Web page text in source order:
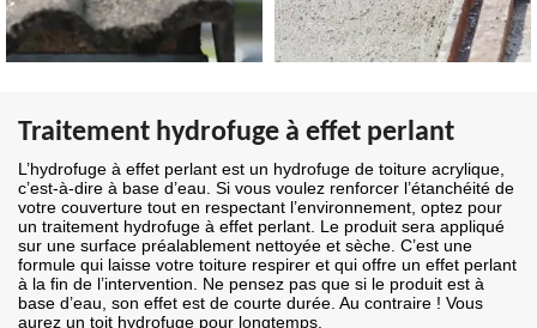
Traitement hydrofuge à effet perlant
L’hydrofuge à effet perlant est un hydrofuge de toiture acrylique,
c’est-à-dire à base d’eau. Si vous voulez renforcer l’étanchéité de
votre couverture tout en respectant l’environnement, optez pour
un traitement hydrofuge à effet perlant. Le produit sera appliqué
sur une surface préalablement nettoyée et sèche. C’est une
formule qui laisse votre toiture respirer et qui offre un effet perlant
à la fin de l’intervention. Ne pensez pas que si le produit est à
base d’eau, son effet est de courte durée. Au contraire ! Vous
aurez un toit hydrofuge pour longtemps.